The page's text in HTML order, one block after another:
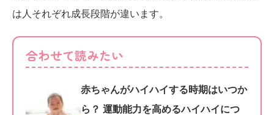
は人それぞれ成長段階が違います。
合わせて読みたい
赤ちゃんがハイハイする時期はいつか
ら？ 運動能力を高めるハイハイにつ